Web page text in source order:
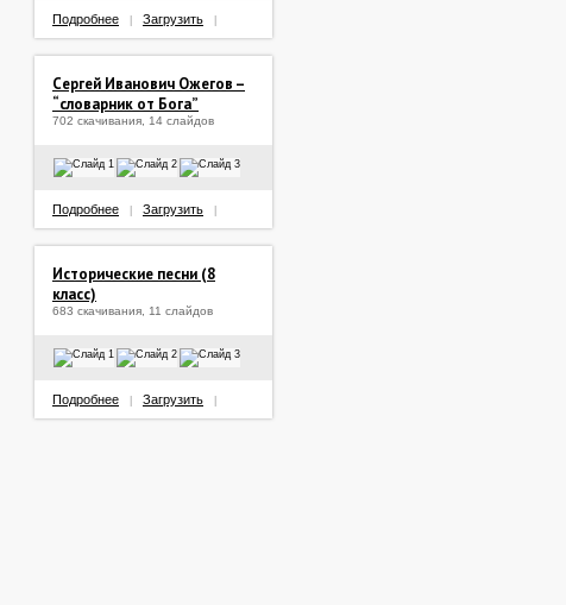
Подробнее Загрузить
Сергей Иванович Ожегов –
“словарник от Бога”
702 скачивания, 14 слайдов
Подробнее Загрузить
Исторические песни (8
класс)
683 скачивания, 11 слайдов
Подробнее Загрузить